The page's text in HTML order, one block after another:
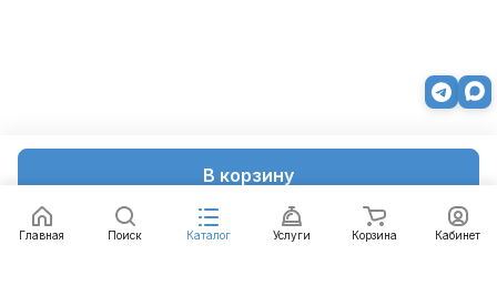
В корзину
Главная Поиск Каталог Услуги Корзина Кабинет